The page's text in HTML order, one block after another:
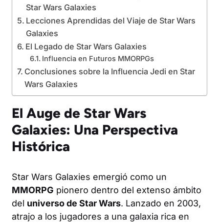
Star Wars Galaxies
Lecciones Aprendidas del Viaje de Star Wars
Galaxies
El Legado de Star Wars Galaxies
Influencia en Futuros MMORPGs
Conclusiones sobre la Influencia Jedi en Star
Wars Galaxies
El Auge de Star Wars
Galaxies: Una Perspectiva
Histórica
Star Wars Galaxies emergió como un
MMORPG pionero dentro del extenso ámbito
del universo de Star Wars. Lanzado en 2003,
atrajo a los jugadores a una galaxia rica en